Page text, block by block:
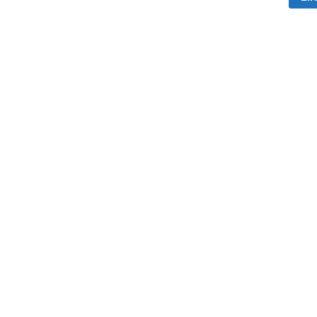
LA